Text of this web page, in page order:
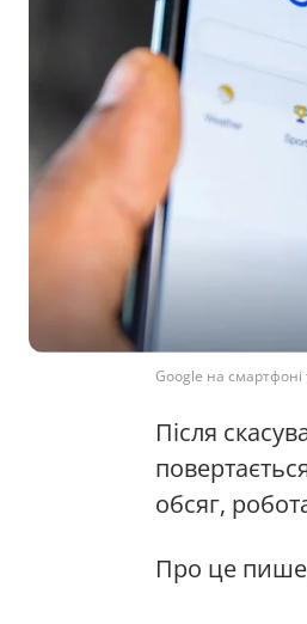
Google на
Після
обсяг,
Про це пише